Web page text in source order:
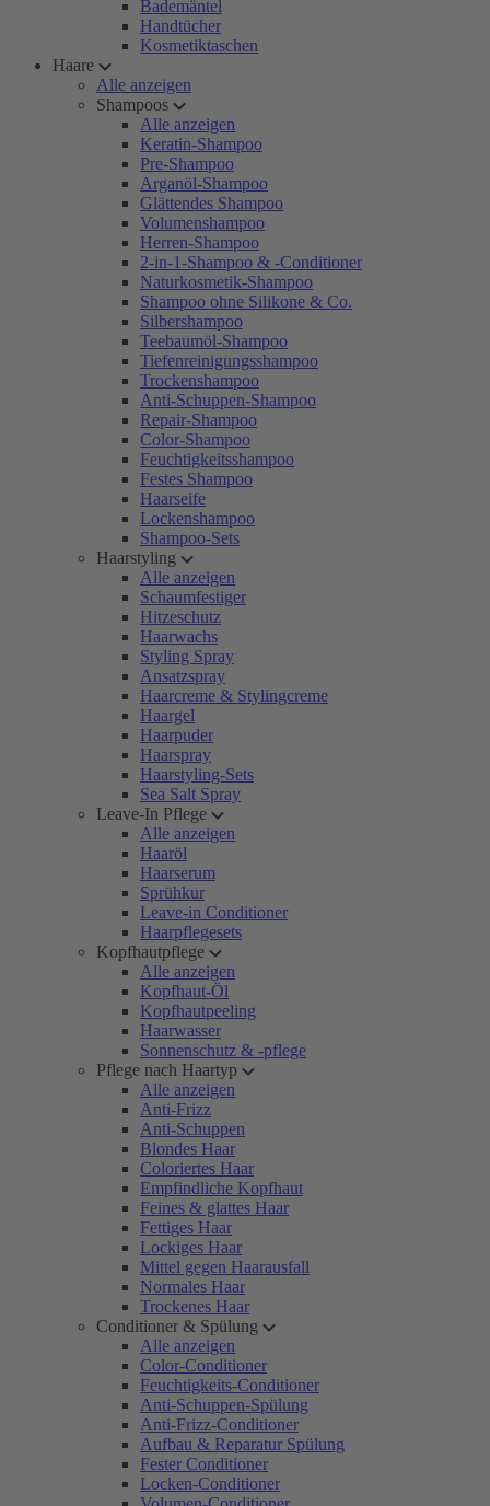
Bademäntel
Handtücher
Kosmetiktaschen
Haare
Alle anzeigen
Shampoos
Alle anzeigen
Keratin-Shampoo
Pre-Shampoo
Arganöl-Shampoo
Glättendes Shampoo
Volumenshampoo
Herren-Shampoo
2-in-1-Shampoo & -Conditioner
Naturkosmetik-Shampoo
Shampoo ohne Silikone & Co.
Silbershampoo
Teebaumöl-Shampoo
Tiefenreinigungsshampoo
Trockenshampoo
Anti-Schuppen-Shampoo
Repair-Shampoo
Color-Shampoo
Feuchtigkeitsshampoo
Festes Shampoo
Haarseife
Lockenshampoo
Shampoo-Sets
Haarstyling
Alle anzeigen
Schaumfestiger
Hitzeschutz
Haarwachs
Styling Spray
Ansatzspray
Haarcreme & Stylingcreme
Haargel
Haarpuder
Haarspray
Haarstyling-Sets
Sea Salt Spray
Leave-In Pflege
Alle anzeigen
Haaröl
Haarserum
Sprühkur
Leave-in Conditioner
Haarpflegesets
Kopfhautpflege
Alle anzeigen
Kopfhaut-Öl
Kopfhautpeeling
Haarwasser
Sonnenschutz & -pflege
Pflege nach Haartyp
Alle anzeigen
Anti-Frizz
Anti-Schuppen
Blondes Haar
Coloriertes Haar
Empfindliche Kopfhaut
Feines & glattes Haar
Fettiges Haar
Lockiges Haar
Mittel gegen Haarausfall
Normales Haar
Trockenes Haar
Conditioner & Spülung
Alle anzeigen
Color-Conditioner
Feuchtigkeits-Conditioner
Anti-Schuppen-Spülung
Anti-Frizz-Conditioner
Aufbau & Reparatur Spülung
Fester Conditioner
Locken-Conditioner